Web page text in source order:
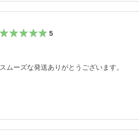
5
スムーズな発送ありがとうございます。